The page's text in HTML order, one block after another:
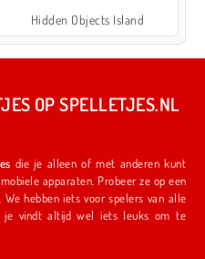
Hidden Objects Island
OP SPELLETJES.NL
die je alleen of met anderen kunt
apparaten. Probeer ze op een
iets leuks om te